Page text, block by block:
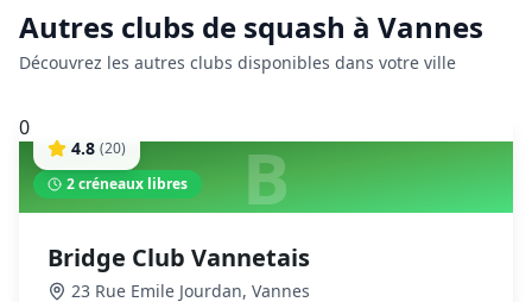
Autres clubs de squash à Vannes
Découvrez les autres clubs disponibles dans votre ville
0
B
4.8 (20)
2créneaux libres
Bridge Club Vannetais
23 Rue Emile Jourdan, Vannes